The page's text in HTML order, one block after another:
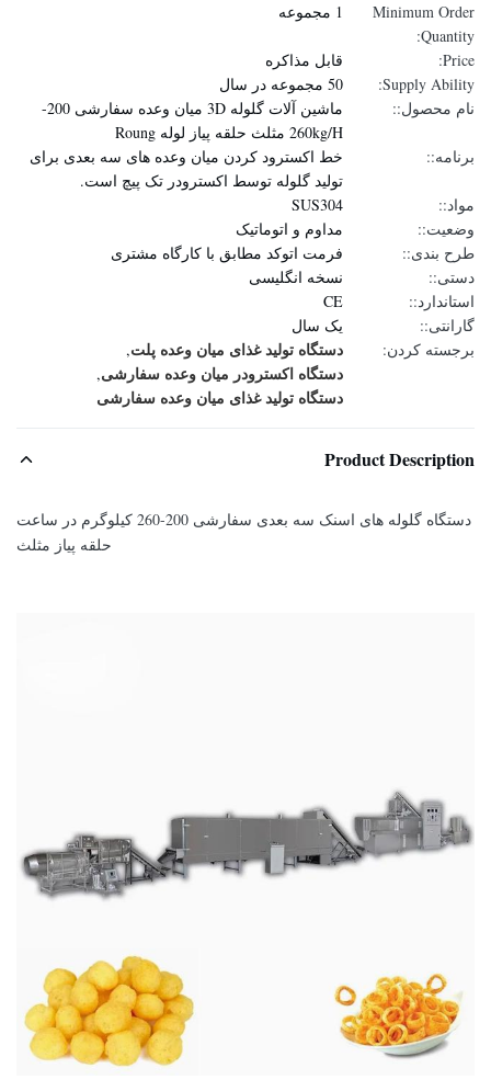
Minimum Order
Quantity:
1 مجموعه
Price:
قابل مذاکره
Supply Ability:
50 مجموعه در سال
نام محصول::
ماشین آلات گلوله 3D میان وعده سفارشی 200-
260kg/H مثلث حلقه پیاز لوله Roung
برنامه::
خط اکسترود کردن میان وعده های سه بعدی برای
تولید گلوله توسط اکسترودر تک پیچ است.
مواد::
SUS304
وضعیت::
مداوم و اتوماتیک
طرح بندی::
فرمت اتوکد مطابق با کارگاه مشتری
دستی::
نسخه انگلیسی
استاندارد::
CE
گارانتی::
یک سال
برجسته کردن:
دستگاه تولید غذای میان وعده پلت,
دستگاه اکسترودر میان وعده سفارشی,
دستگاه تولید غذای میان وعده سفارشی
Product Description
دستگاه گلوله های اسنک سه بعدی سفارشی 200-260 کیلوگرم در ساعت
حلقه پیاز مثلث